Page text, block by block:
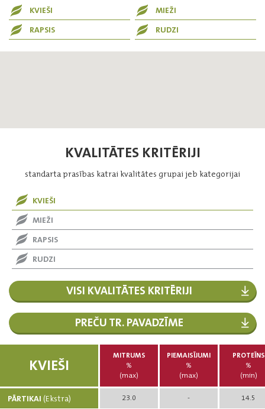
KVIEŠI
MIEŽI
RAPSIS
RUDZI
KVALITĀTES KRITĒRIJI
standarta prasības katrai kvalitātes grupai jeb kategorijai
KVIEŠI
MIEŽI
RAPSIS
RUDZI
VISI KVALITĀTES KRITĒRIJI
PREČU TR. PAVADZĪME
KVIEŠI
MITRUMS
%
(max)
PIEMAISĪJUMI
%
(max)
PROTEĪNS
%
(min)
PĀRTIKAI (Ekstra) 23.0 - 14.5